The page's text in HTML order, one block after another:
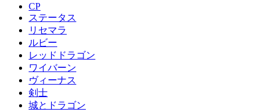
CP
ステータス
リセマラ
ルビー
レッドドラゴン
ワイバーン
ヴィーナス
剣士
城とドラゴン